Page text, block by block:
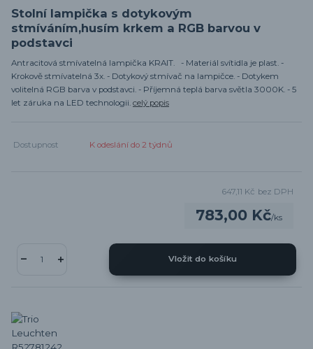
Stolní lampička s dotykovým
stmíváním,husím krkem a RGB barvou v
podstavci
Antracitová stmívatelná lampička KRAIT. - Materiál svítidla je plast. -
Krokově stmívatelná 3x. - Dotykový stmívač na lampičce. - Dotykem
volitelná RGB barva v podstavci. - Příjemná teplá barva světla 3000K. - 5
let záruka na LED technologii. celý popis
Dostupnost K odeslání do 2 týdnů
783,00 Kč/ks
647,11 Kč bez DPH
Vložit do košíku